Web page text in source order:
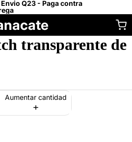
Q23 - Paga contra
transparente de
Aumentar cantidad